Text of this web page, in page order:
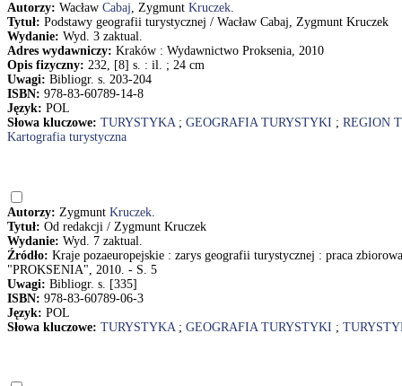
Autorzy: Wacław Cabaj, Zygmunt Kruczek.
Tytuł: Podstawy geografii turystycznej / Wacław Cabaj, Zygmunt Kruczek
Wydanie: Wyd. 3 zaktual.
Adres wydawniczy: Kraków : Wydawnictwo Proksenia, 2010
Opis fizyczny: 232, [8] s. : il. ; 24 cm
Uwagi: Bibliogr. s. 203-204
ISBN: 978-83-60789-14-8
Język: POL
Słowa kluczowe: TURYSTYKA; GEOGRAFIA TURYSTYKI ; REGION
Kartografia turystyczna
Autorzy: Zygmunt Kruczek.
Tytuł: Od redakcji / Zygmunt Kruczek
Wydanie: Wyd. 7 zaktual.
Źródło: Kraje pozaeuropejskie : zarys geografii turystycznej : praca
"PROKSENIA", 2010. - S. 5
Uwagi: Bibliogr. s. [335]
ISBN: 978-83-60789-06-3
Język: POL
Słowa kluczowe: TURYSTYKA; GEOGRAFIA TURYSTYKI ;